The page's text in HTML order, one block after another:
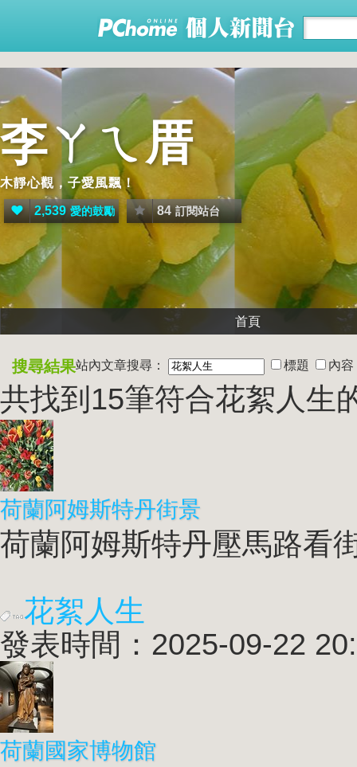
李ㄚㄟ厝
木靜心觀，子愛風飄！
2,539 愛的鼓勵 84 訂閱站台
首頁
搜尋結果站內文章搜尋： 標題 內容
共找到15筆符合花絮人生
荷蘭阿姆斯特丹街景
荷蘭阿姆斯特丹壓馬路看
花絮人生
發表時間：2025-09-22
荷蘭國家博物館